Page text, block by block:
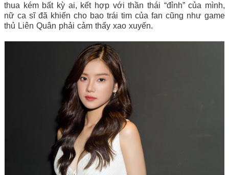
thua kém bất kỳ ai, kết hợp với thần thái “đỉnh” của mình,
nữ ca sĩ đã khiến cho bao trái tim của fan cũng như game
thủ Liên Quân phải cảm thấy xao xuyến.